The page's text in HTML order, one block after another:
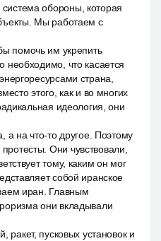
обороны, которая
Мы работаем с
помочь им укрепить
необходимо, что касается
страна,
этого, как и во многих
идеология, они
а на что-то другое. Поэтому
Они чувствовали,
тому, каким он мог
собой иранское
иран. Главным
они вкладывали
ракет, пусковых установок и